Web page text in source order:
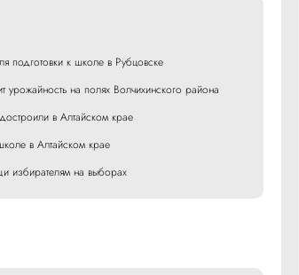
подготовки к школе в Рубцовске
урожайность на полях Волчихинского района
в Алтайском крае
в Алтайском крае
избирателям на выборах